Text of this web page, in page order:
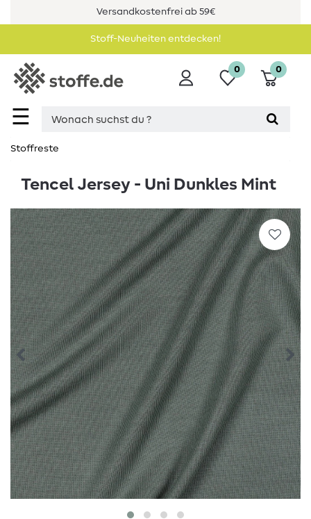
Versandkostenfrei ab 59€
Stoff-Neuheiten entdecken!
☰
0 0
Stoffreste
Tencel Jersey - Uni Dunkles Mint